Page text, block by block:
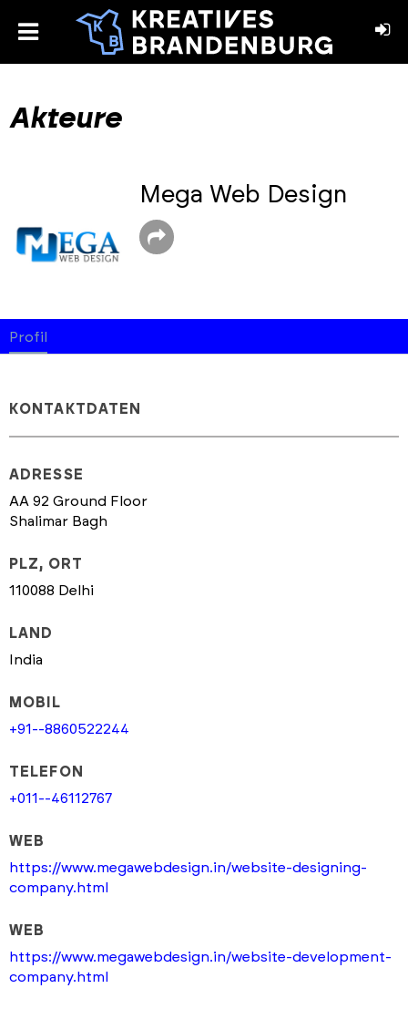
toggle
Akteure
Mega Web Design
Profil
KONTAKTDATEN
ADRESSE
AA 92 Ground Floor
Shalimar Bagh
PLZ, ORT
110088 Delhi
LAND
India
MOBIL
+91--8860522244
TELEFON
+011--46112767
WEB
https://www.megawebdesign.in/website-designing-
company.html
WEB
https://www.megawebdesign.in/website-development-
company.html